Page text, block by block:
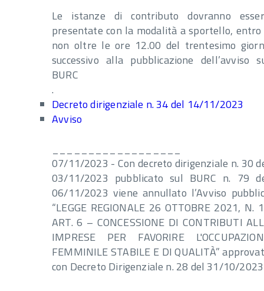
Le istanze di contributo dovranno
presentate con la modalità a sportello, entro
non oltre le ore 12.00 del trentesimo
successivo alla pubblicazione dell’avviso
BURC
.
Decreto dirigenziale n. 34 del 14/11/2023
Avviso
07/11/2023 - Con decreto dirigenziale n. 30
03/11/2023 pubblicato sul BURC n. 79
06/11/2023 viene annullato l’Avviso
“LEGGE REGIONALE 26 OTTOBRE 2021, N.
ART. 6 – CONCESSIONE DI CONTRIBUTI
IMPRESE PER FAVORIRE
FEMMINILE STABILE E DI QUALITÀ”
con Decreto Dirigenziale n. 28 del 31/10/2023